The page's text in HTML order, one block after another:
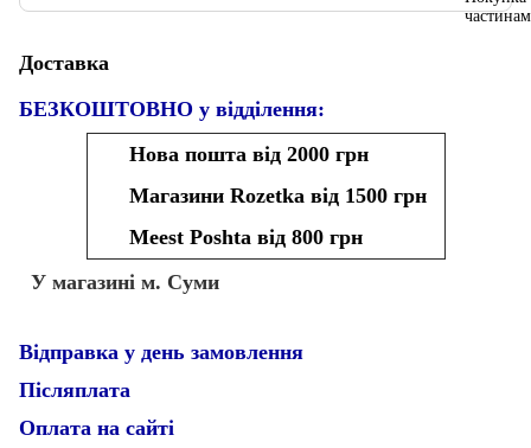
Доставка
БЕЗКОШТОВНО у відділення:
Нова пошта від 2000 грн
Магазини Rozetka від 1500 грн
Meest Poshta від 800 грн
У магазині м. Суми
Відправка у день замовлення
Післяплата
Оплата на сайті